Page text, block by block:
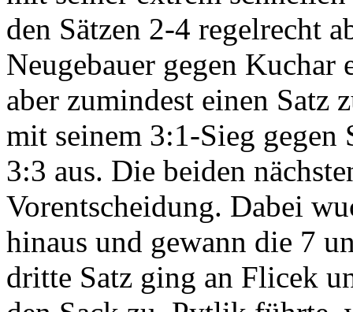
den Sätzen 2-4 regelrecht
Neugebauer gegen Kuchar
aber zumindest einen Satz
mit seinem 3:1-Sieg gegen
3:3 aus. Die beiden
Vorentscheidung. Dabei
hinaus und gewann die 7
dritte Satz ging an Flicek